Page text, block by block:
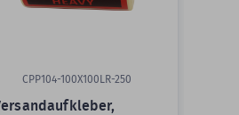
CPP104-100X100LR-250